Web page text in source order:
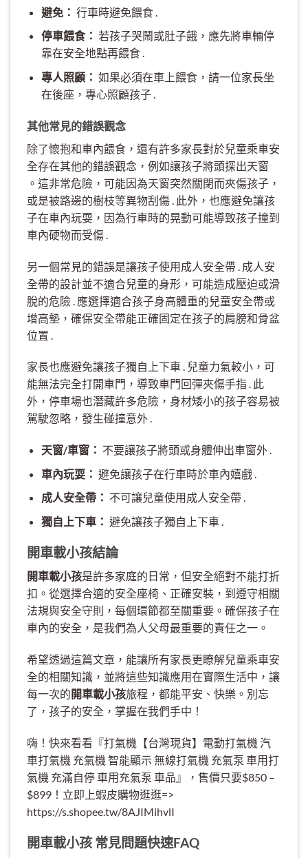
避免： 行車時避免餵食 .
停車餵食： 若孩子哭鬧或肚子餓，應先將車輛停
靠在安全地點再餵食 .
專人照顧： 如果必須在車上餵食，請一位家長坐
在後座，專心照顧孩子 .
其他常見的錯誤觀念
除了懷抱和車內餵食，還有許多家長對於兒童乘車安
全存在其他的錯誤觀念，例如讓孩子將頭探出天窗
。這非常危險，可能因為天窗突然關閉而夾傷孩子，
或是被路邊的樹枝等異物刮傷 . 此外，也應避免讓孩
子在車內玩耍，因為行車時的晃動可能導致孩子撞到
車內硬物而受傷 .
另一個常見的錯誤是讓孩子使用成人安全帶 . 成人安
全帶的設計並不適合兒童的身形，可能造成壓迫或滑
脫的危險 . 應選擇適合孩子身高體重的兒童安全帶或
增高墊，確保安全帶能正確固定在孩子的肩膀和骨盆
位置 .
家長也應避免讓孩子獨自上下車 . 兒童力氣較小，可
能無法完全打開車門，導致車門回彈夾傷手指 . 此
外，停車場也潛藏許多危險，身材矮小的孩子容易被
駕駛忽略，發生碰撞意外 .
天窗/車窗： 不要讓孩子將頭或身體伸出車窗外 .
車內玩耍： 避免讓孩子在行車時於車內嬉戲 .
成人安全帶： 不可讓兒童使用成人安全帶 .
獨自上下車： 避免讓孩子獨自上下車 .
開車載小孩結論
開車載小孩是許多家庭的日常，但安全絕對不能打折
扣。從選擇合適的安全座椅、正確安裝，到遵守相關
法規與安全守則，每個環節都至關重要。確保孩子在
車內的安全，是我們為人父母最重要的責任之一。
希望透過這篇文章，能讓所有家長更瞭解兒童乘車安
全的相關知識，並將這些知識應用在實際生活中，讓
每一次的 開車載小孩旅程，都能平安、快樂。別忘
了，孩子的安全，掌握在我們手中！
嗨！快來看看『打氣機【台灣現貨】電動打氣機 汽
車打氣機 充氣機 智能顯示 無線打氣機 充氣泵 車用打
氣機 充滿自停 車用充氣泵 車品』，售價只要$850 –
$899！立即上蝦皮購物逛逛=>
https://s.shopee.tw/8AJIMihvlI
開車載小孩 常見問題快速FAQ